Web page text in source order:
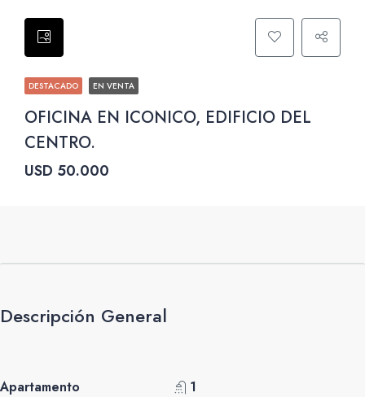
DESTACADO EN VENTA
OFICINA EN ICONICO, EDIFICIO DEL
CENTRO.
USD 50.000
Descripción General
Apartamento
1